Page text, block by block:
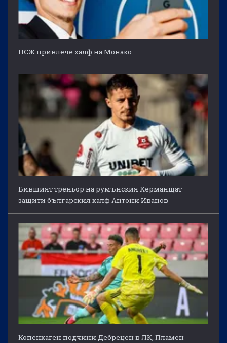
ПСЖ привлече халф на Монако
Бившият треньор на румънския Херманщат
защити българския халф Антони Иванов
Копенхаген подчини Дебрецен в ЛК, Пламен